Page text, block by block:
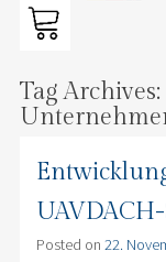
Tag Archives:
Posted on 22.